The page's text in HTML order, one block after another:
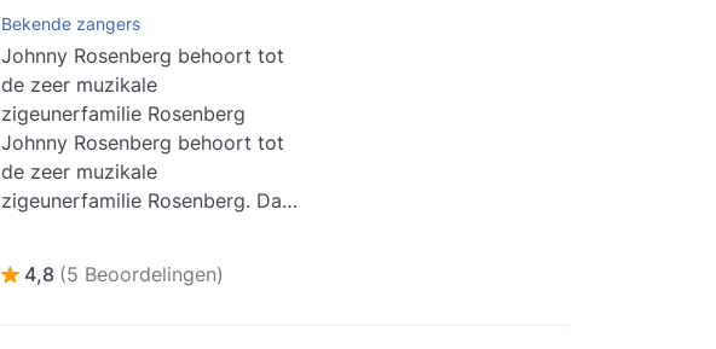
Bekende zangers
Johnny Rosenberg behoort tot
de zeer muzikale
zigeunerfamilie Rosenberg
Johnny Rosenberg behoort tot
de zeer muzikale
zigeunerfamilie Rosenberg. Dat
Johnny al...
4,8 (5 Beoordelingen)